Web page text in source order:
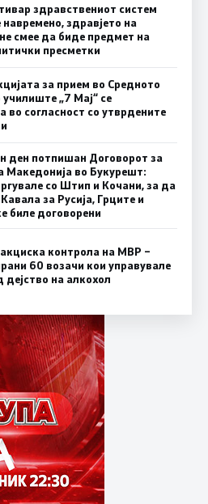
здравствениот систем
здравјето на
смее да биде предмет на
пресметки
за прием во Средното
„7 Мај“ се
во согласност со утврдените
ден потпишан Договорот за
Македонија во Букурешт:
со Штип и Кочани, за да
за Русија, Грците и
биле договорени
контрола на МВР –
60 возачи кои управувале
дејство на алкохол